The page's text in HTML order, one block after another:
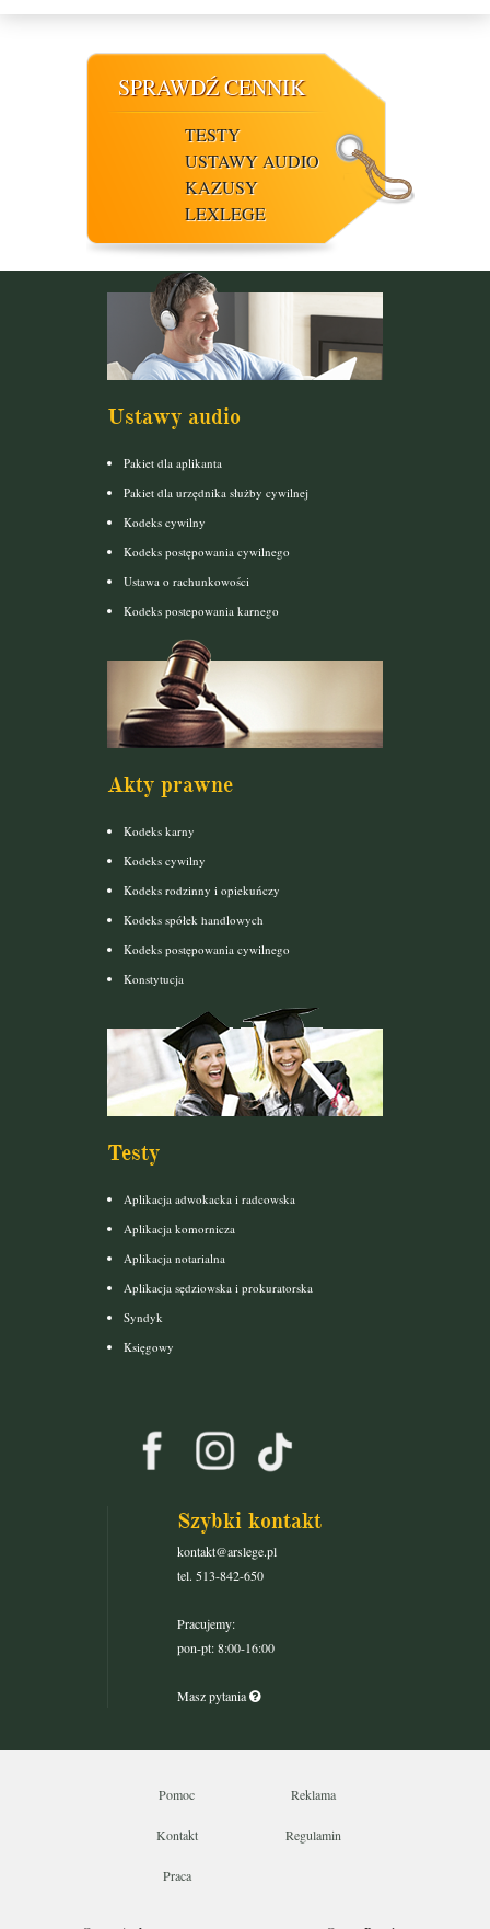
SPRAWDŹ CENNIK
TESTY
USTAWY AUDIO
KAZUSY
LEXLEGE
Ustawy audio
Pakiet dla aplikanta
Pakiet dla urzędnika służby cywilnej
Kodeks cywilny
Kodeks postępowania cywilnego
Ustawa o rachunkowości
Kodeks postepowania karnego
Akty prawne
Kodeks karny
Kodeks cywilny
Kodeks rodzinny i opiekuńczy
Kodeks spółek handlowych
Kodeks postępowania cywilnego
Konstytucja
Testy
Aplikacja adwokacka i radcowska
Aplikacja komornicza
Aplikacja notarialna
Aplikacja sędziowska i prokuratorska
Syndyk
Księgowy
Szybki kontakt
kontakt@arslege.pl
tel. 513-842-650
Pracujemy:
pon-pt: 8:00-16:00
Masz pytania
Pomoc Reklama
Kontakt Regulamin
Praca